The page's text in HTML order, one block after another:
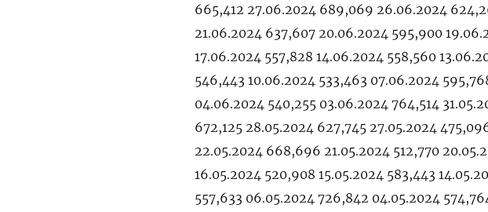
665,412 27.06.2024 689,069 26.06.2024
21.06.2024 637,607 20.06.2024 595,900
17.06.2024 557,828 14.06.2024 558,560
546,443 10.06.2024 533,463 07.06.2024
04.06.2024 540,255 03.06.2024 764,514
672,125 28.05.2024 627,745 27.05.2024
22.05.2024 668,696 21.05.2024 512,770
16.05.2024 520,908 15.05.2024 583,443
557,633 06.05.2024 726,842 04.05.2024